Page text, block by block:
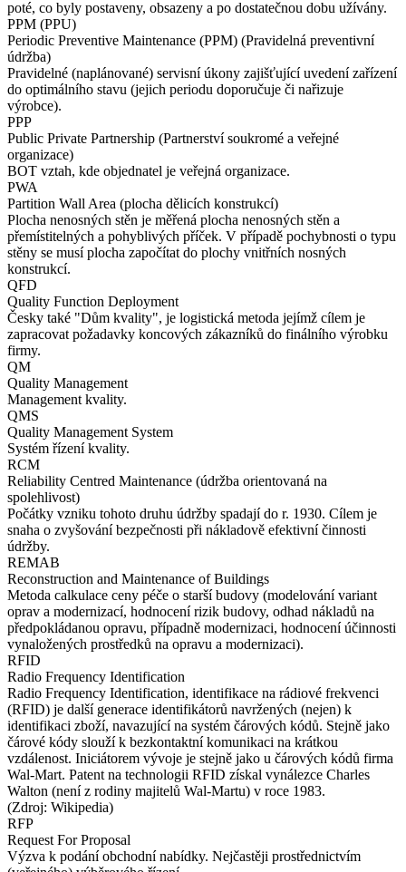
poté, co byly postaveny, obsazeny a po dostatečnou dobu užívány.
PPM (PPU)
Periodic Preventive Maintenance (PPM) (Pravidelná preventivní
údržba)
Pravidelné (naplánované) servisní úkony zajišťující uvedení zařízení
do optimálního stavu (jejich periodu doporučuje či nařizuje
výrobce).
PPP
Public Private Partnership (Partnerství soukromé a veřejné
organizace)
BOT vztah, kde objednatel je veřejná organizace.
PWA
Partition Wall Area (plocha dělicích konstrukcí)
Plocha nenosných stěn je měřená plocha nenosných stěn a
přemístitelných a pohyblivých příček. V případě pochybnosti o typu
stěny se musí plocha započítat do plochy vnitřních nosných
konstrukcí.
QFD
Quality Function Deployment
Česky také "Dům kvality", je logistická metoda jejímž cílem je
zapracovat požadavky koncových zákazníků do finálního výrobku
firmy.
QM
Quality Management
Management kvality.
QMS
Quality Management System
Systém řízení kvality.
RCM
Reliability Centred Maintenance (údržba orientovaná na
spolehlivost)
Počátky vzniku tohoto druhu údržby spadají do r. 1930. Cílem je
snaha o zvyšování bezpečnosti při nákladově efektivní činnosti
údržby.
REMAB
Reconstruction and Maintenance of Buildings
Metoda calkulace ceny péče o starší budovy (modelování variant
oprav a modernizací, hodnocení rizik budovy, odhad nákladů na
předpokládanou opravu, případně modernizaci, hodnocení účinnosti
vynaložených prostředků na opravu a modernizaci).
RFID
Radio Frequency Identification
Radio Frequency Identification, identifikace na rádiové frekvenci
(RFID) je další generace identifikátorů navržených (nejen) k
identifikaci zboží, navazující na systém čárových kódů. Stejně jako
čárové kódy slouží k bezkontaktní komunikaci na krátkou
vzdálenost. Iniciátorem vývoje je stejně jako u čárových kódů firma
Wal-Mart. Patent na technologii RFID získal vynálezce Charles
Walton (není z rodiny majitelů Wal-Martu) v roce 1983.
(Zdroj: Wikipedia)
RFP
Request For Proposal
Výzva k podání obchodní nabídky. Nejčastěji prostřednictvím